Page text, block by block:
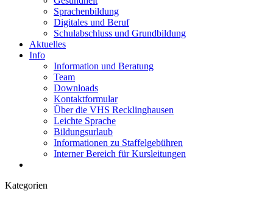
Sprachenbildung
Digitales und Beruf
Schulabschluss und Grundbildung
Aktuelles
Info
Information und Beratung
Team
Downloads
Kontaktformular
Über die VHS Recklinghausen
Leichte Sprache
Bildungsurlaub
Informationen zu Staffelgebühren
Interner Bereich für Kursleitungen
Kategorien